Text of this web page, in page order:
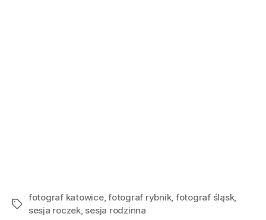
fotograf katowice,fotograf rybnik, fotograf śląsk,
sesja roczek, sesja rodzinna